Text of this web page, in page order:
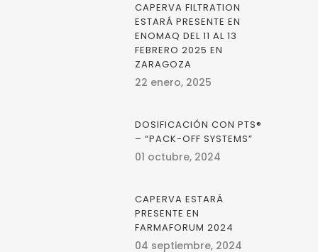
CAPERVA FILTRATION
ESTARÁ PRESENTE EN
ENOMAQ DEL 11 AL 13
FEBRERO 2025 EN
ZARAGOZA
22 enero, 2025
DOSIFICACIÓN CON PTS®
– “PACK-OFF SYSTEMS”
01 octubre, 2024
CAPERVA ESTARÁ
PRESENTE EN
FARMAFORUM 2024
04 septiembre, 2024